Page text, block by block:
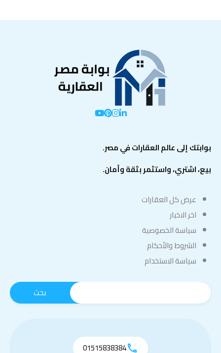
بوابتك إلى عالم العقارات في مصر.
بيع، اشتري، واستثمر بثقة وأمان.
عرض كل العقارات
اخر الاخبار
سياسة الخصوصية
الشروط والأحكام
سياسة الاستخدام
01515838384